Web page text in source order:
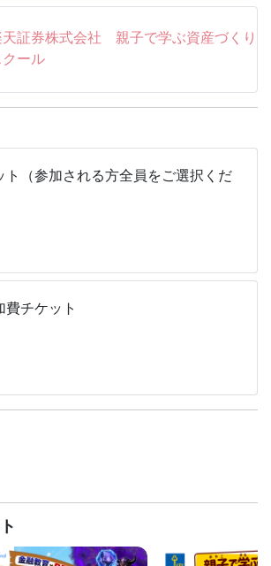
証券株式会社 親子で学ぶ資産づくり
ール
ト（参加される方全員をご選択くだ
チケット